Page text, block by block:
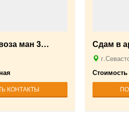
ман 3…
КОНТАКТЫ
Сдам в